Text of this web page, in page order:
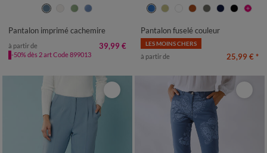
38 40 42 44
Pantalon imprimé cachemire
à partir de 39,99 €
-50% dès 2 art Code 899013
36 38 40 42 44 46
48
Pantalon fuselé couleur
LES MOINS CHERS
à partir de 25,99 € *